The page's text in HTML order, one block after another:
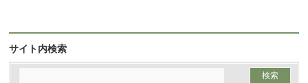
サイト内検索